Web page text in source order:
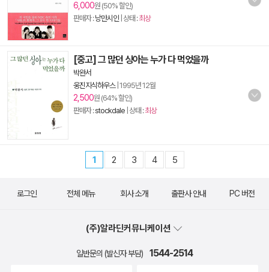
6,000원 (50% 할인)
판매자 :낭만시인 | 상태 :최상
[중고] 그 많던 싱아는 누가 다 먹었을까
박완서
웅진지식하우스| 1995년 12월
2,500원 (64% 할인)
판매자 :stockdale | 상태 :최상
1 2 3 4 5
로그인 전체 메뉴 회사 소개 출판사 안내 PC 버전
(주)알라딘커뮤니케이션
일반문의 (발신자 부담) 1544-2514